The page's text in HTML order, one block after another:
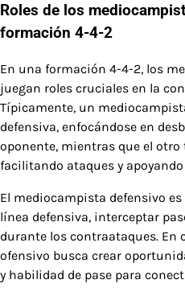
Roles de los
formación 4-4-2
En una formación 4-4-2, los
juegan roles cruciales en la
Típicamente, un
defensiva, enfocándose en
oponente, mientras que el
facilitando ataques y
El mediocampista defensivo
línea defensiva, interceptar
durante los contraataques. En
ofensivo busca crear
y habilidad de pase para